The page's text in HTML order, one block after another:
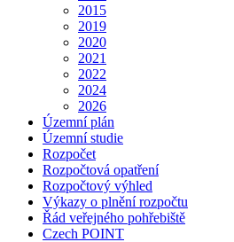
2015
2019
2020
2021
2022
2024
2026
Územní plán
Územní studie
Rozpočet
Rozpočtová opatření
Rozpočtový výhled
Výkazy o plnění rozpočtu
Řád veřejného pohřebiště
Czech POINT